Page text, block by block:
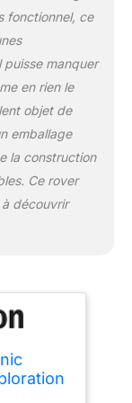
gaz Beau
de
enfants
créatif
idéal à
et aux
qui
– Grâce
les
à
fonctionnel, ce
puisse manquer
en rien le
objet de
emballage
la construction
Ce rover
découvrir